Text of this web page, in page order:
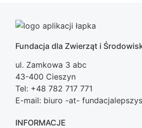
Fundacja dla Zwierząt i
ul. Zamkowa 3 abc
43-400 Cieszyn
Tel: +48 782 717 771
E-mail: biuro -at-
INFORMACJE